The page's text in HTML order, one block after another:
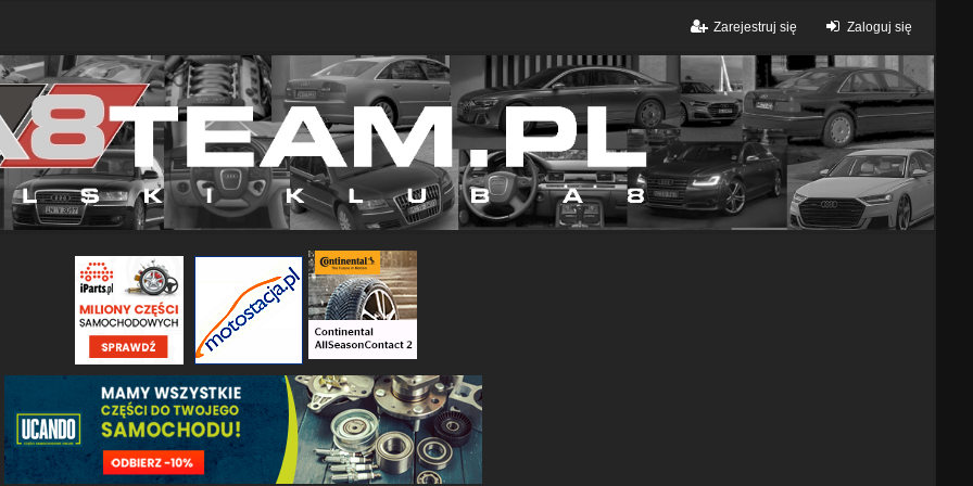
Zaloguj się
Zarejestruj się